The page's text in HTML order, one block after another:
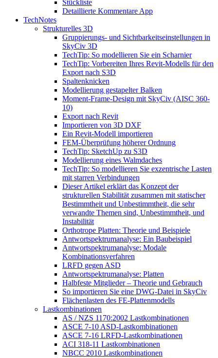
Stückliste
Detaillierte Kommentare App
TechNotes
Strukturelles 3D
Gruppierungs- und Sichtbarkeitseinstellungen in
SkyCiv 3D
TechTip: So modellieren Sie ein Scharnier
TechTip: Vorbereiten Ihres Revit-Modells für den
Export nach S3D
Spaltenknicken
Modellierung gestapelter Balken
Moment-Frame-Design mit SkyCiv (AISC 360-
10)
Export nach Revit
Importieren von 3D DXF
Ein Revit-Modell importieren
FEM-Überprüfung höherer Ordnung
TechTip: SketchUp zu S3D
Modellierung eines Walmdaches
TechTip: So modellieren Sie exzentrische Lasten
mit starren Verbindungen
Dieser Artikel erklärt das Konzept der
strukturellen Stabilität zusammen mit statischer
Bestimmtheit und Unbestimmtheit, die sehr
verwandte Themen sind, Unbestimmtheit, und
Instabilität
Orthotrope Platten: Theorie und Beispiele
Antwortspektrumanalyse: Ein Baubeispiel
Antwortspektrumanalyse: Modale
Kombinationsverfahren
LRFD gegen ASD
Antwortspektrumanalyse: Platten
Halbfeste Mitglieder – Theorie und Gebrauch
So importieren Sie eine DWG-Datei in SkyCiv
Flächenlasten des FE-Plattenmodells
Lastkombinationen
AS / NZS 1170:2002 Lastkombinationen
ASCE 7-10 ASD-Lastkombinationen
ASCE 7-16 LRFD-Lastkombinationen
ACI 318-11 Lastkombinationen
NBCC 2010 Lastkombinationen